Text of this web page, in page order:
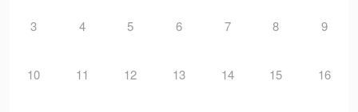
3 4 5 6 7 8 9
10 11 12 13 14 15 16